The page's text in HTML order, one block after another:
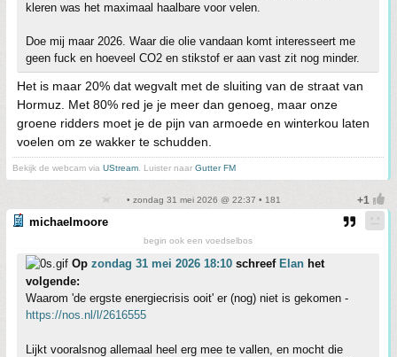
kleren was het maximaal haalbare voor velen.
Doe mij maar 2026. Waar die olie vandaan komt interesseert me
geen fuck en hoeveel CO2 en stikstof er aan vast zit nog minder.
Het is maar 20% dat wegvalt met de sluiting van de straat van
Hormuz. Met 80% red je je meer dan genoeg, maar onze
groene ridders moet je de pijn van armoede en winterkou laten
voelen om ze wakker te schudden.
Bekijk de webcam via UStream . Luister naar Gutter FM
• zondag 31 mei 2026 @ 22:37 • 181
michaelmoore
begin ook een voedselbos
Op zondag 31 mei 2026 18:10 schreef Elan het
volgende:
Waarom 'de ergste energiecrisis ooit' er (nog) niet is gekomen -
https://nos.nl/l/2616555
Lijkt vooralsnog allemaal heel erg mee te vallen, en mocht die